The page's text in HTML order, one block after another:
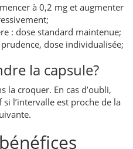
à 0,2 mg et augmenter
: dose standard maintenue;
dose individualisée;
la capsule?
la croquer. En cas d’oubli,
l’intervalle est proche de la